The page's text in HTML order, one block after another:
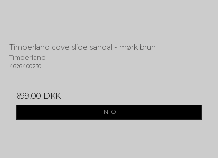
Timberland cove slide sandal - mørk brun
Timberland
4626400230
699,00 DKK
INFO